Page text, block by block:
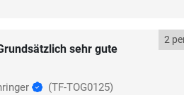
sehr gute
2
(TF-TOG0125)